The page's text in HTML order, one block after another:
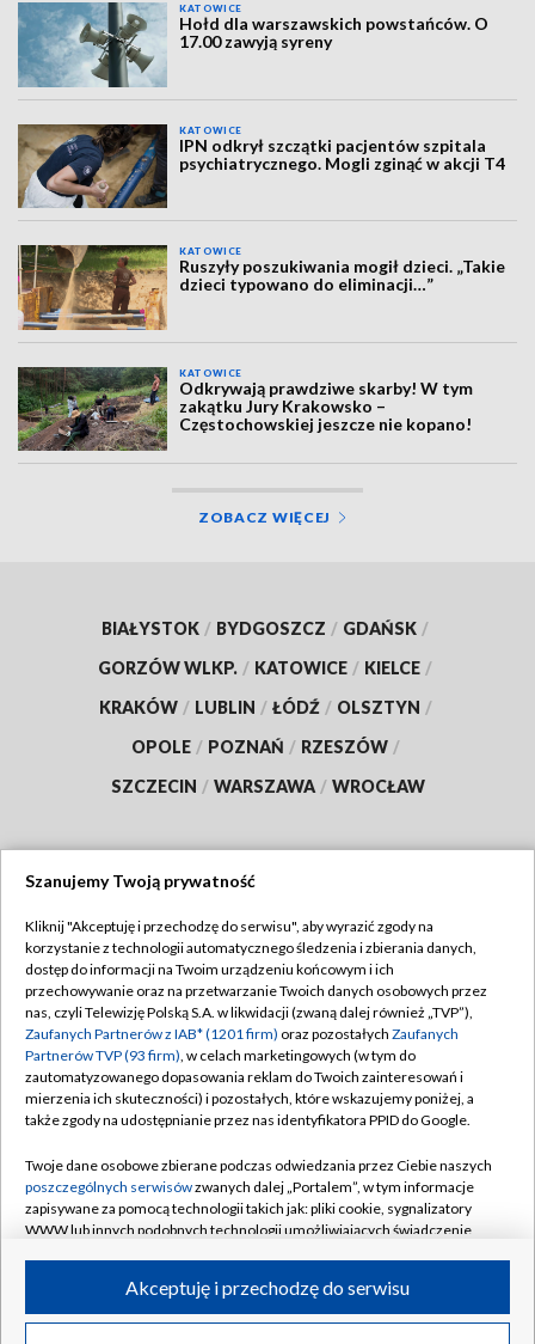
KATOWICE
Hołd dla warszawskich powstańców. O
17.00 zawyją syreny
KATOWICE
IPN odkrył szczątki pacjentów szpitala
psychiatrycznego. Mogli zginąć w akcji T4
KATOWICE
Ruszyły poszukiwania mogił dzieci. „Takie
dzieci typowano do eliminacji…”
KATOWICE
Odkrywają prawdziwe skarby! W tym
zakątku Jury Krakowsko –
Częstochowskiej jeszcze nie kopano!
ZOBACZ WIĘCEJ
BIAŁYSTOK / BYDGOSZCZ / GDAŃSK /
GORZÓW WLKP. / KATOWICE / KIELCE /
KRAKÓW / LUBLIN / ŁÓDŹ / OLSZTYN /
OPOLE / POZNAŃ / RZESZÓW /
SZCZECIN / WARSZAWA / WROCŁAW
TVP
Abonament TVP
Emisja w TVP
Centrum informacji TVP
Naziemna Telewizja Cyfrowa
Rada Programowa
System NOS
Informacje o nadawcy
Program dla prasy
Regulamin TVP
Polityka prywatności
Moje zgody
Pomoc
Kontakt
Kanały
©2026 Telewizja Polska S.A. w likwidacji
Szanujemy Twoją prywatność
Kliknij "Akceptuję i przechodzę do serwisu", aby wyrazić zgody na
korzystanie z technologii automatycznego śledzenia i zbierania danych,
dostęp do informacji na Twoim urządzeniu końcowym i ich
przechowywanie oraz na przetwarzanie Twoich danych osobowych przez
nas, czyli Telewizję Polską S.A. w likwidacji (zwaną dalej również „TVP”),
Zaufanych Partnerów z IAB* (1201 firm) oraz pozostałych Zaufanych
Partnerów TVP (93 firm), w celach marketingowych (w tym do
zautomatyzowanego dopasowania reklam do Twoich zainteresowań i
mierzenia ich skuteczności) i pozostałych, które wskazujemy poniżej, a
także zgody na udostępnianie przez nas identyfikatora PPID do Google.
Twoje dane osobowe zbierane podczas odwiedzania przez Ciebie naszych
poszczególnych serwisówzwanych dalej „Portalem”, w tym informacje
zapisywane za pomocą technologii takich jak: pliki cookie, sygnalizatory
WWW lub innych podobnych technologii umożliwiających świadczenie
ruchu w Internecie.Akceptuję i przechodzę do serwisu